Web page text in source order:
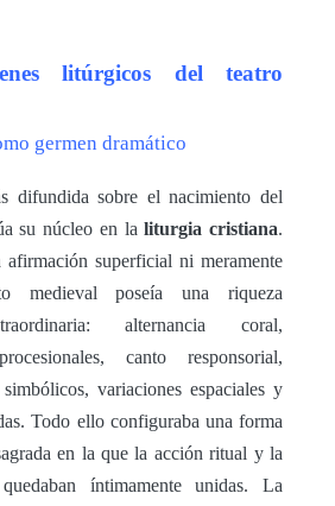
litúrgicos del teatro
germen dramático
difundida sobre el nacimiento del
su núcleo en laliturgia cristiana.
superficial ni meramente
medieval poseía una riqueza
alternancia coral,
canto responsorial,
variaciones espaciales y
Todo ello configuraba una forma
en la que la acción ritual y la
íntimamente unidas. La